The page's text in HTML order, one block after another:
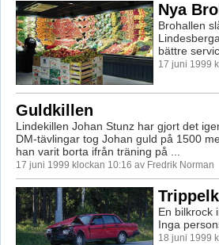
Nya
Brohallen
bättre
17 juni 1999
Guldkillen
Lindekillen Johan Stunz har gjort det
DM-tävlingar tog Johan guld på 1500
han varit borta ifrån träning på ...
17 juni 1999 klockan 10:16 av Fredrik Norman
En bilkrock
Inga
18 juni 1999